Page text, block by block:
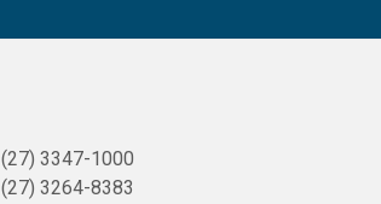
(27) 3347-1000
(27) 3264-8383